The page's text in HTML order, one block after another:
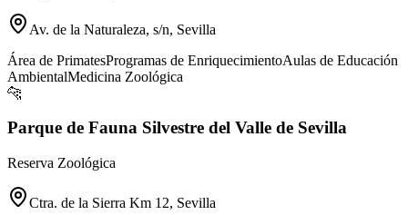
Av. de la Naturaleza, s/n, Sevilla
Área de PrimatesProgramas de EnriquecimientoAulas de Educación
AmbientalMedicina Zoológica
🐆
Parque de Fauna Silvestre del Valle de Sevilla
Reserva Zoológica
Ctra. de la Sierra Km 12, Sevilla